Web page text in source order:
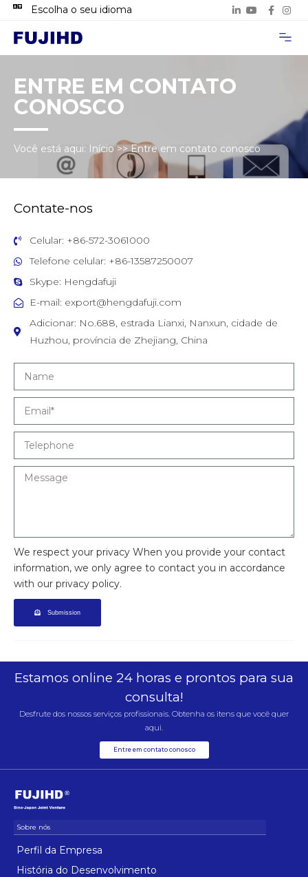
Escolha o seu idioma
ENTRE EM CONTATO
CONOSCO
Você está aqui: Início>>Entre em contato conosco
Contate-nos
Celular: +86-572-3061000
Telefone celular: +86-13587250007
Skype: Hengdafuji
E-mail: export@hengdafuji.com
Adicionar: No.688, estrada Lianxi, Nanxun, cidade de
Huzhou, província de Zhejiang, China
We respect your privacy When you provide your contact
information, we only agree to contact you in accordance
with our privacy policy.
Submission
Estamos online 24 horas e prontos para sua
consulta!
Desfrute dos nossos serviços profissionais. Obtenha os itens que você quer
aqui.
Entre em contato conosco
Perfil da Empresa
História do Desenvolvimento